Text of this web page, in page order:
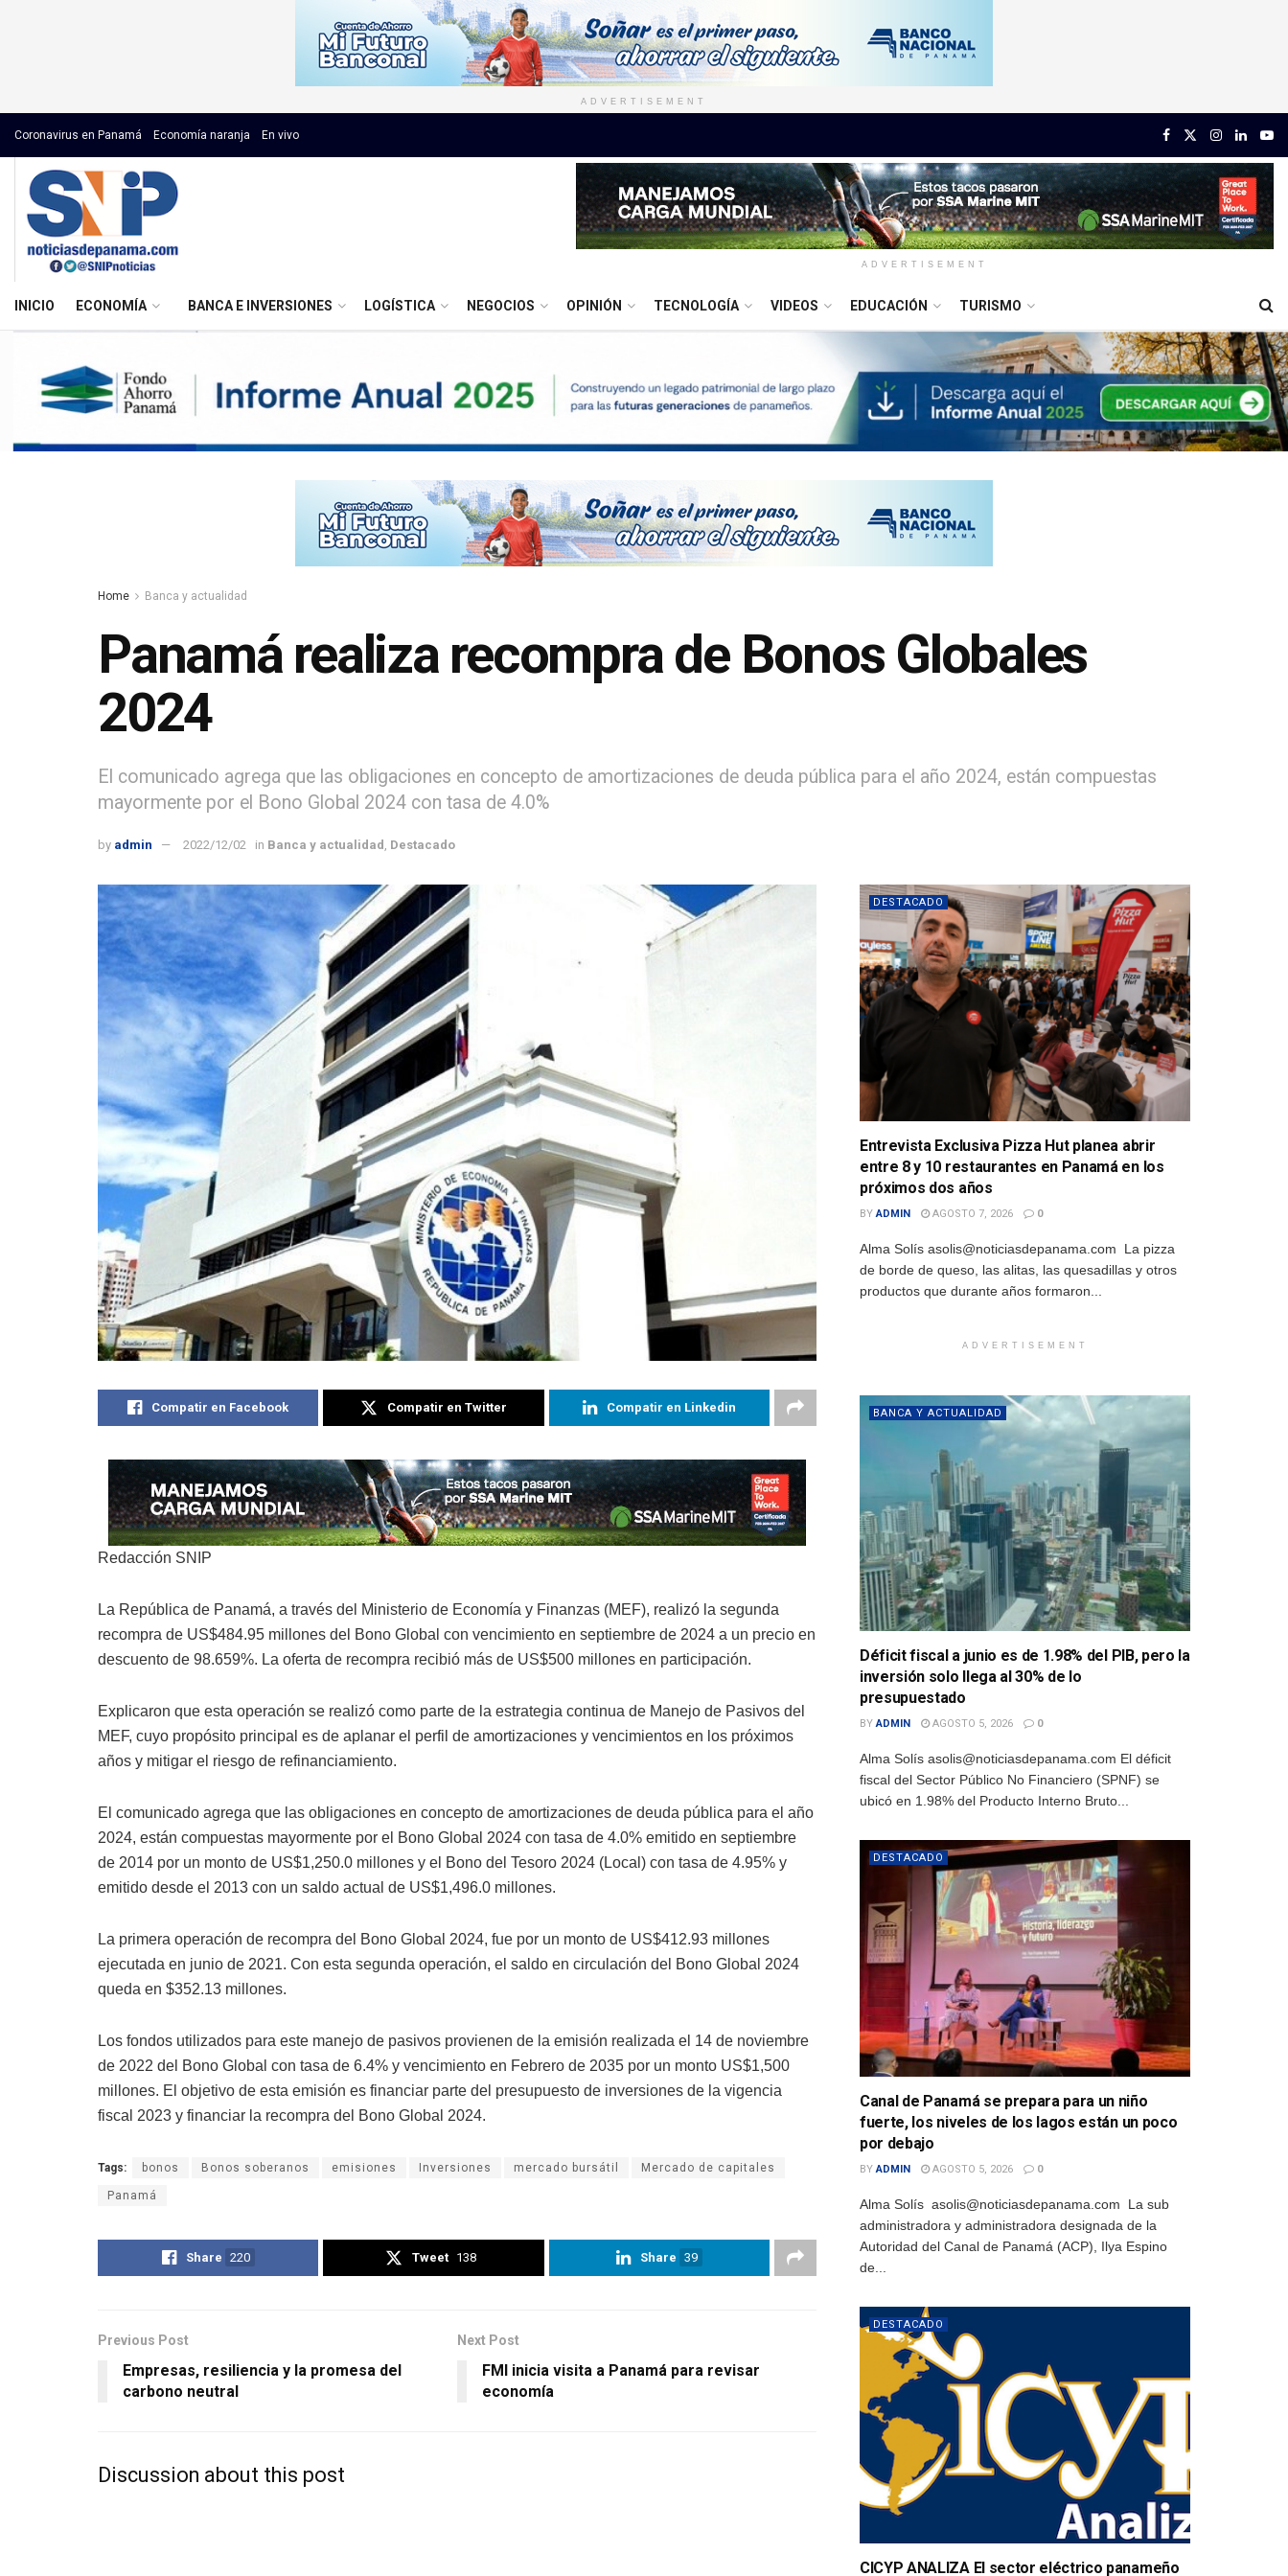
ADVERTISEMENT
Coronavirus en Panamá Economía naranja En vivo
ADVERTISEMENT
INICIO ECONOMÍA BANCA E INVERSIONES LOGÍSTICA NEGOCIOS OPINIÓN TECNOLOGÍA VIDEOS EDUCACIÓN TURISMO
Home Banca y actualidad
Panamá realiza recompra de Bonos Globales
2024
El comunicado agrega que las obligaciones en concepto de amortizaciones de deuda pública para el año 2024, están compuestas
mayormente por el Bono Global 2024 con tasa de 4.0%
by admin 2022/12/02 in Banca y actualidad Destacado
Compatir en Facebook Compatir en Twitter Compatir en Linkedin
Redacción SNIP
La República de Panamá, a través del Ministerio de Economía y Finanzas (MEF), realizó la segunda
recompra de US$484.95 millones del Bono Global con vencimiento en septiembre de 2024 a un precio en
descuento de 98.659%. La oferta de recompra recibió más de US$500 millones en participación.
Explicaron que esta operación se realizó como parte de la estrategia continua de Manejo de Pasivos del
MEF, cuyo propósito principal es de aplanar el perfil de amortizaciones y vencimientos en los próximos
años y mitigar el riesgo de refinanciamiento.
El comunicado agrega que las obligaciones en concepto de amortizaciones de deuda pública para el año
2024, están compuestas mayormente por el Bono Global 2024 con tasa de 4.0% emitido en septiembre
de 2014 por un monto de US$1,250.0 millones y el Bono del Tesoro 2024 (Local) con tasa de 4.95% y
emitido desde el 2013 con un saldo actual de US$1,496.0 millones.
La primera operación de recompra del Bono Global 2024, fue por un monto de US$412.93 millones
ejecutada en junio de 2021. Con esta segunda operación, el saldo en circulación del Bono Global 2024
queda en $352.13 millones.
Los fondos utilizados para este manejo de pasivos provienen de la emisión realizada el 14 de noviembre
de 2022 del Bono Global con tasa de 6.4% y vencimiento en Febrero de 2035 por un monto US$1,500
millones. El objetivo de esta emisión es financiar parte del presupuesto de inversiones de la vigencia
fiscal 2023 y financiar la recompra del Bono Global 2024.
Tags: bonos Bonos soberanos emisiones Inversiones mercado bursátil Mercado de capitales
Panamá
Share 220 Tweet 138 Share 39
Previous Post
Empresas, resiliencia y la promesa del
carbono neutral
Next Post
FMI inicia visita a Panamá para revisar
economía
Discussion about this post
DESTACADO
Entrevista Exclusiva Pizza Hut planea abrir
entre 8 y 10 restaurantes en Panamá en los
próximos dos años
BY ADMIN AGOSTO 7, 2026 0
Alma Solís asolis@noticiasdepanama.com La pizza
de borde de queso, las alitas, las quesadillas y otros
productos que durante años formaron...
ADVERTISEMENT
BANCA Y ACTUALIDAD
Déficit fiscal a junio es de 1.98% del PIB, pero la
inversión solo llega al 30% de lo
presupuestado
BY ADMIN AGOSTO 5, 2026 0
Alma Solís asolis@noticiasdepanama.com El déficit
fiscal del Sector Público No Financiero (SPNF) se
ubicó en 1.98% del Producto Interno Bruto...
DESTACADO
Canal de Panamá se prepara para un niño
fuerte, los niveles de los lagos están un poco
por debajo
BY ADMIN AGOSTO 5, 2026 0
Alma Solís asolis@noticiasdepanama.com La sub
administradora y administradora designada de la
Autoridad del Canal de Panamá (ACP), Ilya Espino
de...
DESTACADO
CICYP ANALIZA El sector eléctrico panameño